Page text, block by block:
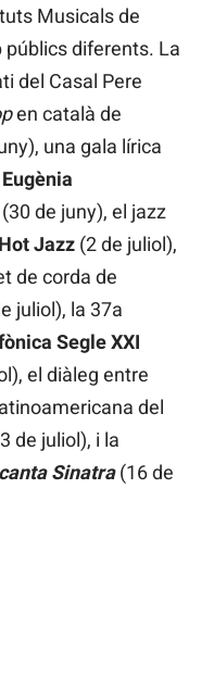
Musicals de
diferents. La
del Casal Pere
en català de
una gala lírica
(30 de juny), el jazz
Jazz (2 de juliol),
de corda de
juliol), la 37a
Segle XXI
el diàleg entre
del
de juliol), i la
Sinatra (16 de